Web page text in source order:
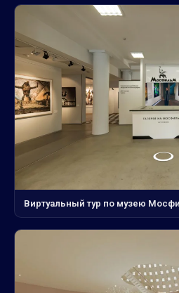
Виртуальный тур по музею